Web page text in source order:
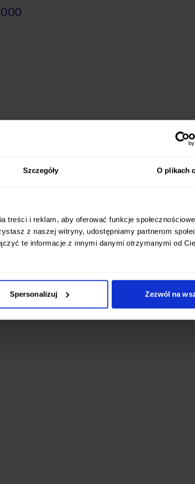
Szczegóły O plikach
treści i reklam, aby oferować funkcje
z naszej witryny, udostępniamy partnerom
te informacje z innymi danymi otrzymanymi od
Spersonalizuj Zezwól na